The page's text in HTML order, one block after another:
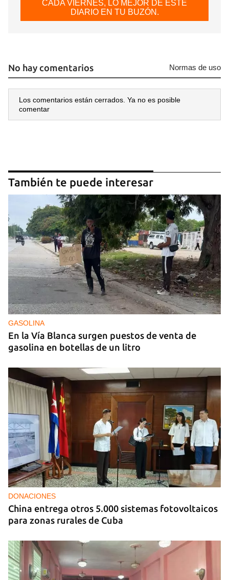
Para poder guardar como favorito, primero has de
iniciar sesión con tu cuenta de 14ymedio.
CADA VIERNES, LO MEJOR DE ESTE
DIARIO EN TU BUZÓN.
No hay comentarios Normas de uso
Los comentarios están cerrados. Ya no es posible
comentar
También te puede interesar
GASOLINA
En la Vía Blanca surgen puestos de venta de
gasolina en botellas de un litro
DONACIONES
China entrega otros 5.000 sistemas fotovoltaicos
para zonas rurales de Cuba